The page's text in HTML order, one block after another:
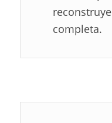
completa.